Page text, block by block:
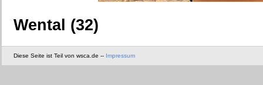
Wental (32)
Diese Seite ist Teil von wsca.de -- Impressum